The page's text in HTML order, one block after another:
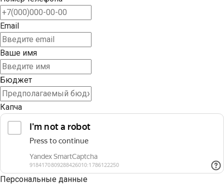
Email
Ваше имя
Бюджет
Капча
Персональные данные